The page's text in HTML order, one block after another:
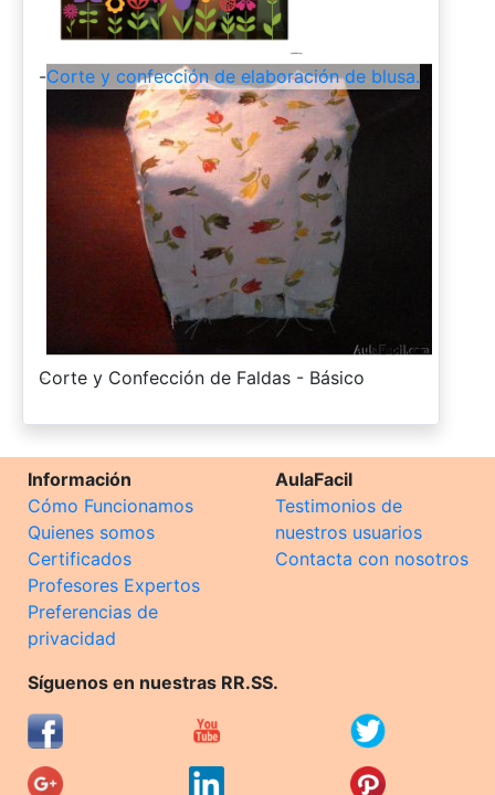
-Corte y confección de elaboración de blusa.
-
Corte y Confección de Faldas - Básico
Información
Cómo Funcionamos
Quienes somos
Certificados
Profesores Expertos
Preferencias de
privacidad
AulaFacil
Testimonios de
nuestros usuarios
Contacta con nosotros
Síguenos en nuestras RR.SS.